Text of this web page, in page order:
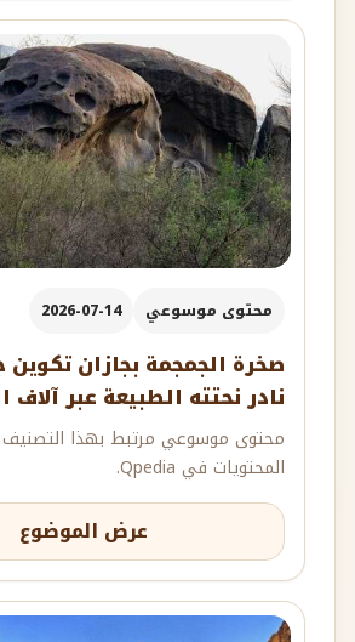
محتوى موسوعي 2026-07-14
صخرة الجمجمة بجازان
نادر نحتته الطبيعة عبر آلاف
محتوى موسوعي مرتبط بهذا
المحتويات في Qpedia.
عرض الموضوع